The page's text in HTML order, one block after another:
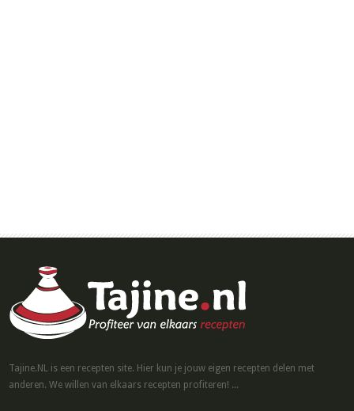
Tajine.NL is een recepten site. Hier kun je jouw eigen recepten delen met
anderen. We willen van elkaars recepten profiteren! ...